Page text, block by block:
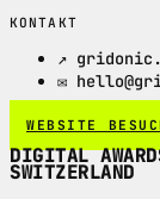
KONTAKT
↗
✉
WEBSITE
DIGITAL
SWITZERLAND